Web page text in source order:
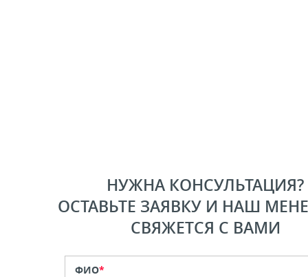
НУЖНА КОНСУЛЬТАЦИЯ?
ОСТАВЬТЕ ЗАЯВКУ И НАШ
СВЯЖЕТСЯ С ВАМИ
ФИО*